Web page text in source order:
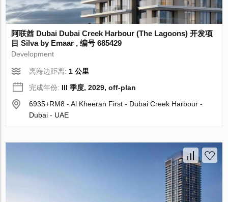
阿联酋 Dubai Dubai Creek Harbour (The Lagoons) 开发项
目 Silva by Emaar , 编号 685429
Development
离海边距离: 1 公里
完成年份: III 季度, 2029, off-plan
6935+RM8 - Al Kheeran First - Dubai Creek Harbour -
Dubai - UAE